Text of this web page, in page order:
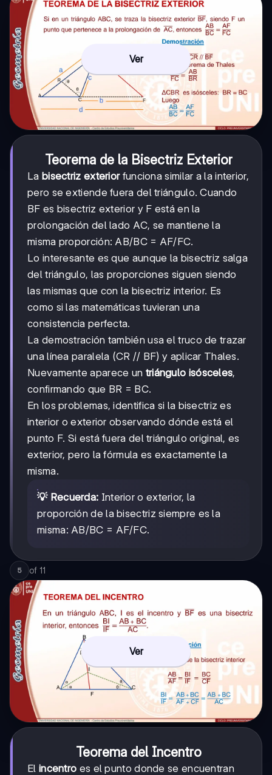
Ver
Teorema de la Bisectriz Exterior
La bisectriz exteriorfunciona similar a la interior,
pero se extiende fuera del triángulo. Cuando
BF es bisectriz exterior y F está en la
prolongación del lado AC, se mantiene la
misma proporción: AB/BC = AF/FC.
Lo interesante es que aunque la bisectriz salga
del triángulo, las proporciones siguen siendo
las mismas que con la bisectriz interior. Es
como si las matemáticas tuvieran una
consistencia perfecta.
La demostración también usa el truco de trazar
una línea paralela (CR // BF) y aplicar Thales.
Nuevamente aparece un triángulo isósceles,
confirmando que BR = BC.
En los problemas, identifica si la bisectriz es
interior o exterior observando dónde está el
punto F. Si está fuera del triángulo original, es
exterior, pero la fórmula es exactamente la
misma.
💡 Recuerda: Interior o exterior, la
proporción de la bisectriz siempre es la
misma: AB/BC = AF/FC.
5 of 11
Ver
Teorema del Incentro
El incentro es el punto donde se encuentran